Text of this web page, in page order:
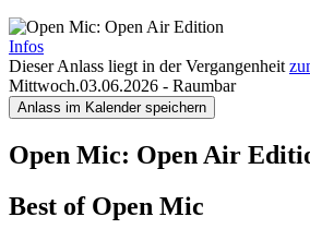
Infos
Dieser Anlass liegt in der Vergangenheit
Mittwoch.03.06.2026 - Raumbar
Anlass im Kalender speichern
Open Mic: Open Air
Best of Open Mic